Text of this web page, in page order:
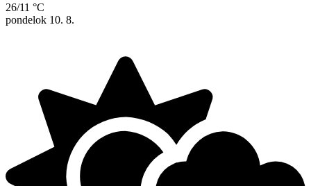
26/11 °C
pondelok 10. 8.